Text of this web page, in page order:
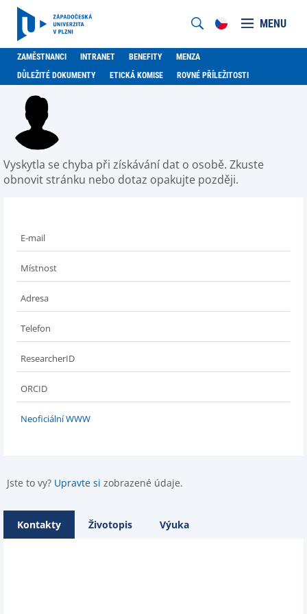
MENU
ZAMĚSTNANCI INTRANET BENEFITY
MENZA
DŮLEŽITÉ DOKUMENTY
ETICKÁ KOMISE ROVNÉ PŘÍLEŽITOSTI
Vyskytla se chyba při získávání dat o osobě. Zkuste
obnovit stránku nebo dotaz opakujte později.
E-mail
Místnost
Adresa
Telefon
ResearcherID
ORCID
Neoficiální WWW
Jste to vy? Upravte si zobrazené údaje.
Kontakty Životopis Výuka